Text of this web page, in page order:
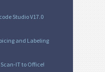
Studio V17.0
and Labeling
IT to Office!